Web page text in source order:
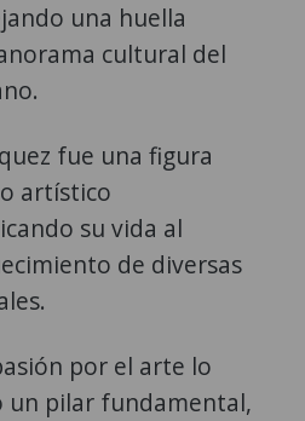
una huella
cultural del
fue una figura
artístico
su vida al
de diversas
por el arte lo
un pilar fundamental,